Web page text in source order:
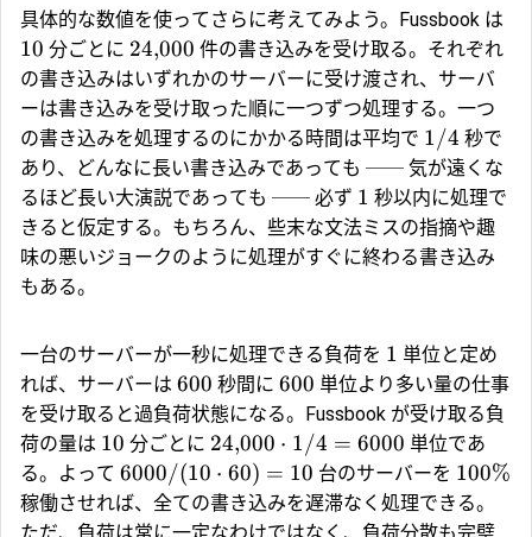
具体的な数値を使ってさらに考えてみよう。Fussbook は
10 分ごとに 24,000 件の書き込みを受け取る。それぞれ
の書き込みはいずれかのサーバーに受け渡され、サーバ
ーは書き込みを受け取った順に一つずつ処理する。一つ
の書き込みを処理するのにかかる時間は平均で 1/4 秒で
あり、どんなに長い書き込みであっても ── 気が遠くな
るほど長い大演説であっても ── 必ず 1 秒以内に処理で
きると仮定する。もちろん、些末な文法ミスの指摘や趣
味の悪いジョークのように処理がすぐに終わる書き込み
もある。
一台のサーバーが一秒に処理できる負荷を 1 単位と定め
れば、サーバーは 600 秒間に 600 単位より多い量の仕事
を受け取ると過負荷状態になる。Fussbook が受け取る負
荷の量は 10 分ごとに 24,000 ⋅ 1/4 = 6000 単位であ
る。よって 6000/(10 ⋅ 60) = 10 台のサーバーを 100%
稼働させれば、全ての書き込みを遅滞なく処理できる。